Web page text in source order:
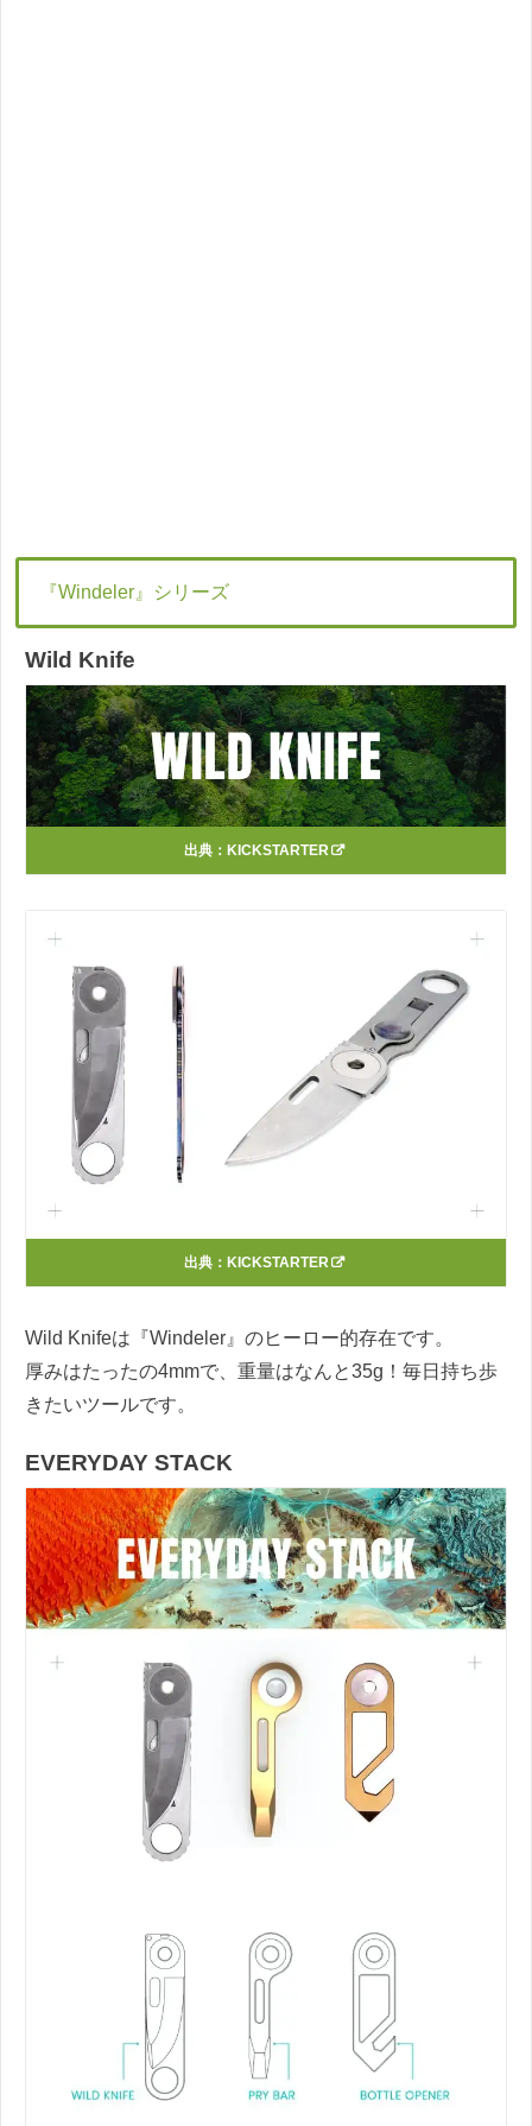
『Windeler』シリーズ
Wild Knife
出典： KICKSTARTER
出典： KICKSTARTER
Wild Knifeは『Windeler』のヒーロー的存在です。
厚みはたったの4mmで、重量はなんと35g！毎日持ち歩
きたいツールです。
EVERYDAY STACK